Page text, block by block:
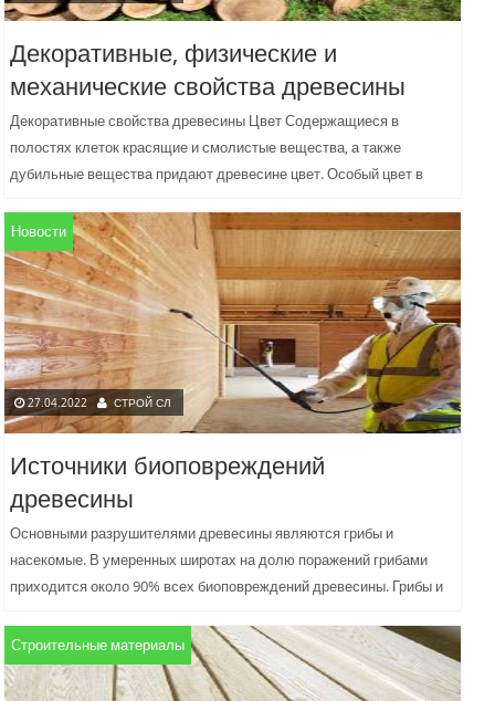
Декоративные, физические и
механические свойства древесины
Декоративные свойства древесины Цвет Содержащиеся в
полостях клеток красящие и смолистые вещества, а также
дубильные вещества придают древесине цвет. Особый цвет в
Новости
27.04.2022 СТРОЙ СЛ
Источники биоповреждений
древесины
Основными разрушителями древесины являются грибы и
насекомые. В умеренных широтах на долю поражений грибами
приходится около 90% всех биоповреждений древесины. Грибы и
Строительные материалы